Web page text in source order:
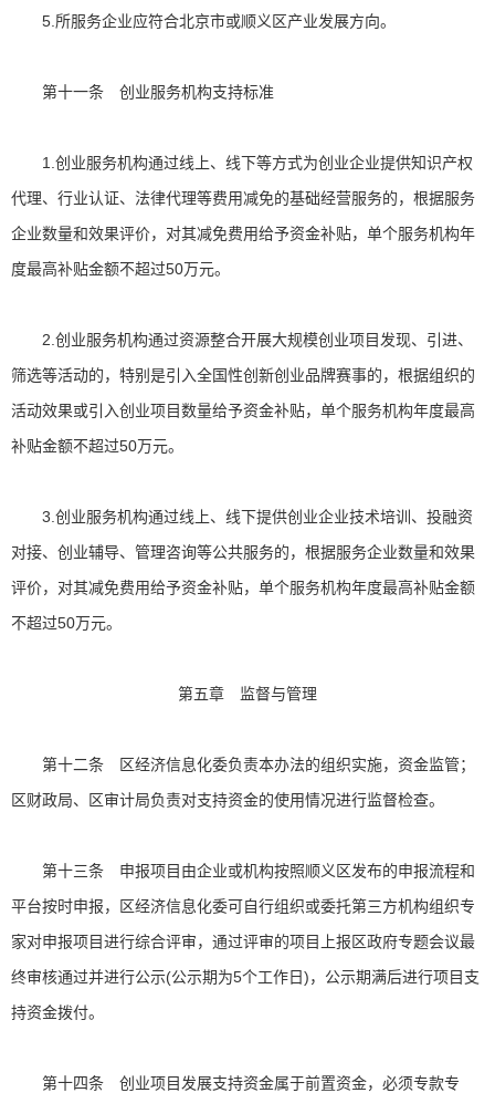
5.所服务企业应符合北京市或顺义区产业发展方向。
第十一条 创业服务机构支持标准
1.创业服务机构通过线上、线下等方式为创业企业提供知识产权
代理、行业认证、法律代理等费用减免的基础经营服务的，根据服务
企业数量和效果评价，对其减免费用给予资金补贴，单个服务机构年
度最高补贴金额不超过50万元。
2.创业服务机构通过资源整合开展大规模创业项目发现、引进、
筛选等活动的，特别是引入全国性创新创业品牌赛事的，根据组织的
活动效果或引入创业项目数量给予资金补贴，单个服务机构年度最高
补贴金额不超过50万元。
3.创业服务机构通过线上、线下提供创业企业技术培训、投融资
对接、创业辅导、管理咨询等公共服务的，根据服务企业数量和效果
评价，对其减免费用给予资金补贴，单个服务机构年度最高补贴金额
不超过50万元。
第五章 监督与管理
第十二条 区经济信息化委负责本办法的组织实施，资金监管；
区财政局、区审计局负责对支持资金的使用情况进行监督检查。
第十三条 申报项目由企业或机构按照顺义区发布的申报流程和
平台按时申报，区经济信息化委可自行组织或委托第三方机构组织专
家对申报项目进行综合评审，通过评审的项目上报区政府专题会议最
终审核通过并进行公示(公示期为5个工作日)，公示期满后进行项目支
持资金拨付。
第十四条 创业项目发展支持资金属于前置资金，必须专款专